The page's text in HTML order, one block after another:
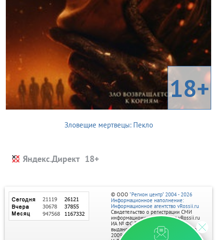
18+
Зловещие мертвецы: Пекло
Яндекс.Директ
© ООО "Регион центр" 2004 - 2026
Информационное наполнение:
Информационное агентство vRossii.ru
Свидетельство о регистрации СМИ
информационного агентства vRossii.ru
ИА № ФС 77‑35502
выдано РОСКОМНАДЗОРом 04 марта
2009г.